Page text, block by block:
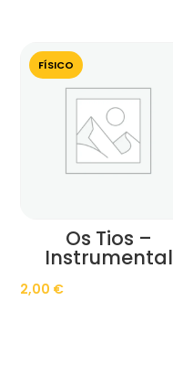
FÍSICO
Os Tios –
Instrumental
2,00 €